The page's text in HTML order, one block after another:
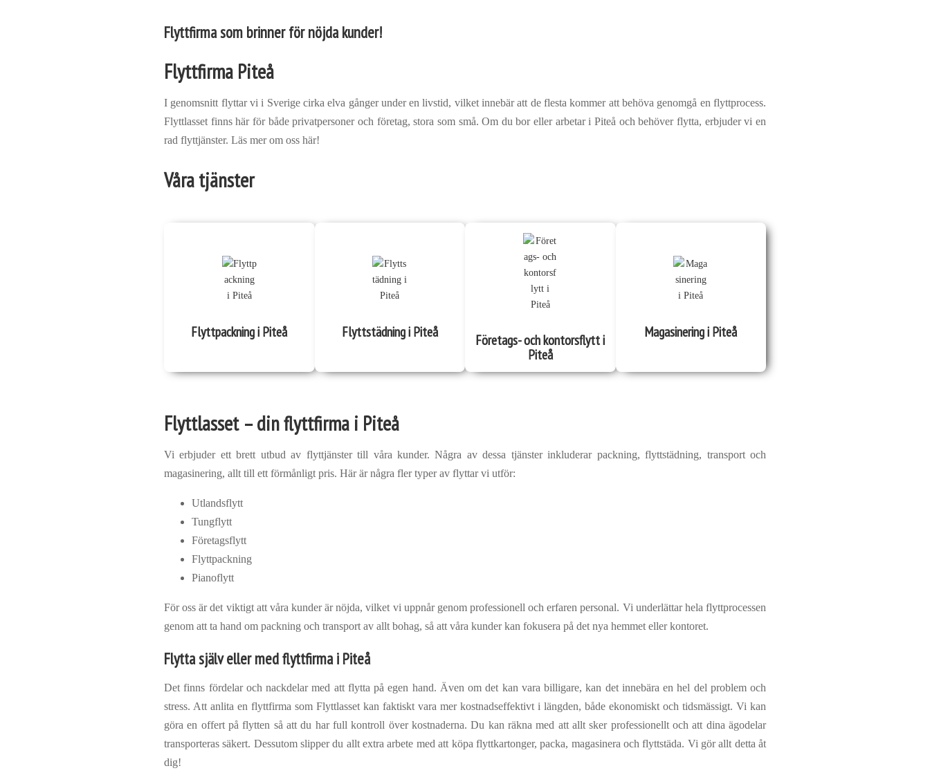
Flyttfirma som brinner för nöjda kunder!
Flyttfirma Piteå
I genomsnitt flyttar vi i Sverige cirka elva gånger under en livstid, vilket innebär att de flesta kommer att behöva genomgå en flyttprocess.
Flyttlasset finns här för både privatpersoner och företag, stora som små. Om du bor eller arbetar i Piteå och behöver flytta, erbjuder vi en
rad flyttjänster. Läs mer om oss här!
Våra tjänster
Flyttpackning i Piteå Flyttstädning i Piteå
Företags- och kontorsflytt i
Piteå
Magasinering i Piteå
Flyttlasset – din flyttfirma i Piteå
Vi erbjuder ett brett utbud av flyttjänster till våra kunder. Några av dessa tjänster inkluderar packning, flyttstädning, transport och
magasinering, allt till ett förmånligt pris. Här är några fler typer av flyttar vi utför:
Utlandsflytt
Tungflytt
Företagsflytt
Flyttpackning
Pianoflytt
För oss är det viktigt att våra kunder är nöjda, vilket vi uppnår genom professionell och erfaren personal. Vi underlättar hela flyttprocessen
genom att ta hand om packning och transport av allt bohag, så att våra kunder kan fokusera på det nya hemmet eller kontoret.
Flytta själv eller med flyttfirma i Piteå
Det finns fördelar och nackdelar med att flytta på egen hand. Även om det kan vara billigare, kan det innebära en hel del problem och
stress. Att anlita en flyttfirma som Flyttlasset kan faktiskt vara mer kostnadseffektivt i längden, både ekonomiskt och tidsmässigt. Vi kan
göra en offert på flytten så att du har full kontroll över kostnaderna. Du kan räkna med att allt sker professionellt och att dina ägodelar
transporteras säkert. Dessutom slipper du allt extra arbete med att köpa flyttkartonger, packa, magasinera och flyttstäda. Vi gör allt detta åt
dig!